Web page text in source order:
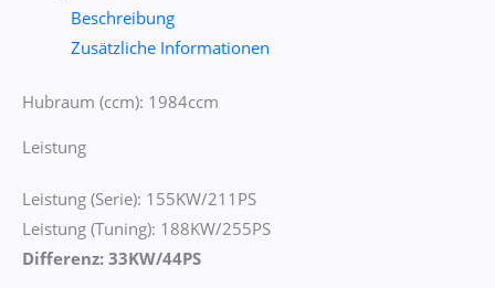
Beschreibung
Zusätzliche Informationen
Hubraum (ccm): 1984ccm
Leistung
Leistung (Serie): 155KW/211PS
Leistung (Tuning): 188KW/255PS
Differenz: 33KW/44PS